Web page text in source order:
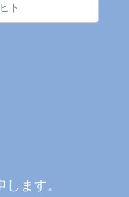
ト
ます。